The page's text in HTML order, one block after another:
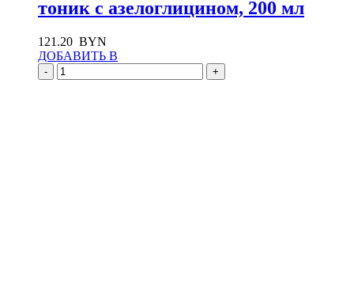
тоник с азелоглицином, 200 мл
121.20 BYN
ДОБАВИТЬ В
- +